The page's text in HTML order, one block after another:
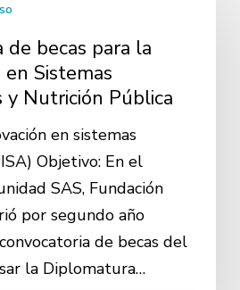
de becas para la
Sistemas
Nutrición Pública
en sistemas
Objetivo: En el
SAS, Fundación
por segundo año
de becas del
la Diplomatura…